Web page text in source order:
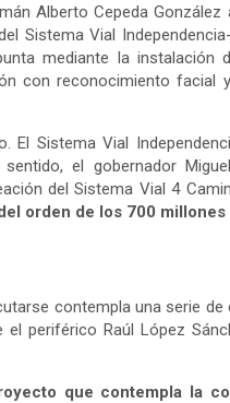
Alberto Cepeda
Sistema Vial
mediante la
con reconocimiento facial
Sistema Vial
el gobernador
del Sistema Vial 4
orden de los 700 millones
contempla una serie
periférico Raúl López
que contempla la